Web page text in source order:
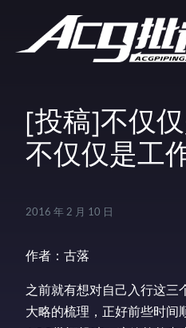
[投稿]不仅
不仅仅是工
2016 年 2 月 10 日
作者：古落
之前就有想对自己入行这三
大略的梳理，正好前些时间